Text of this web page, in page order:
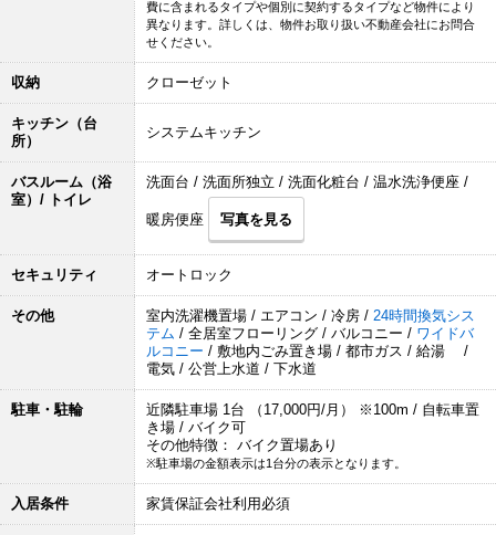
費に含まれるタイプや個別に契約するタイプなど物件により
異なります。詳しくは、物件お取り扱い不動産会社にお問合
せください。
収納 クローゼット
キッチン（台
所）
システムキッチン
バスルーム（浴
室）/ トイレ
洗面台 / 洗面所独立 / 洗面化粧台 / 温水洗浄便座 /
暖房便座 写真を見る
セキュリティ オートロック
その他 室内洗濯機置場 / エアコン / 冷房 / 24時間換気シス
テム / 全居室フローリング / バルコニー / ワイドバ
ルコニー / 敷地内ごみ置き場 / 都市ガス / 給湯 /
電気 / 公営上水道 / 下水道
駐車・駐輪
近隣駐車場 1台 （17,000円/月） ※100m / 自転車置
き場 / バイク可
その他特徴： バイク置場あり
※駐車場の金額表示は1台分の表示となります。
入居条件 家賃保証会社利用必須